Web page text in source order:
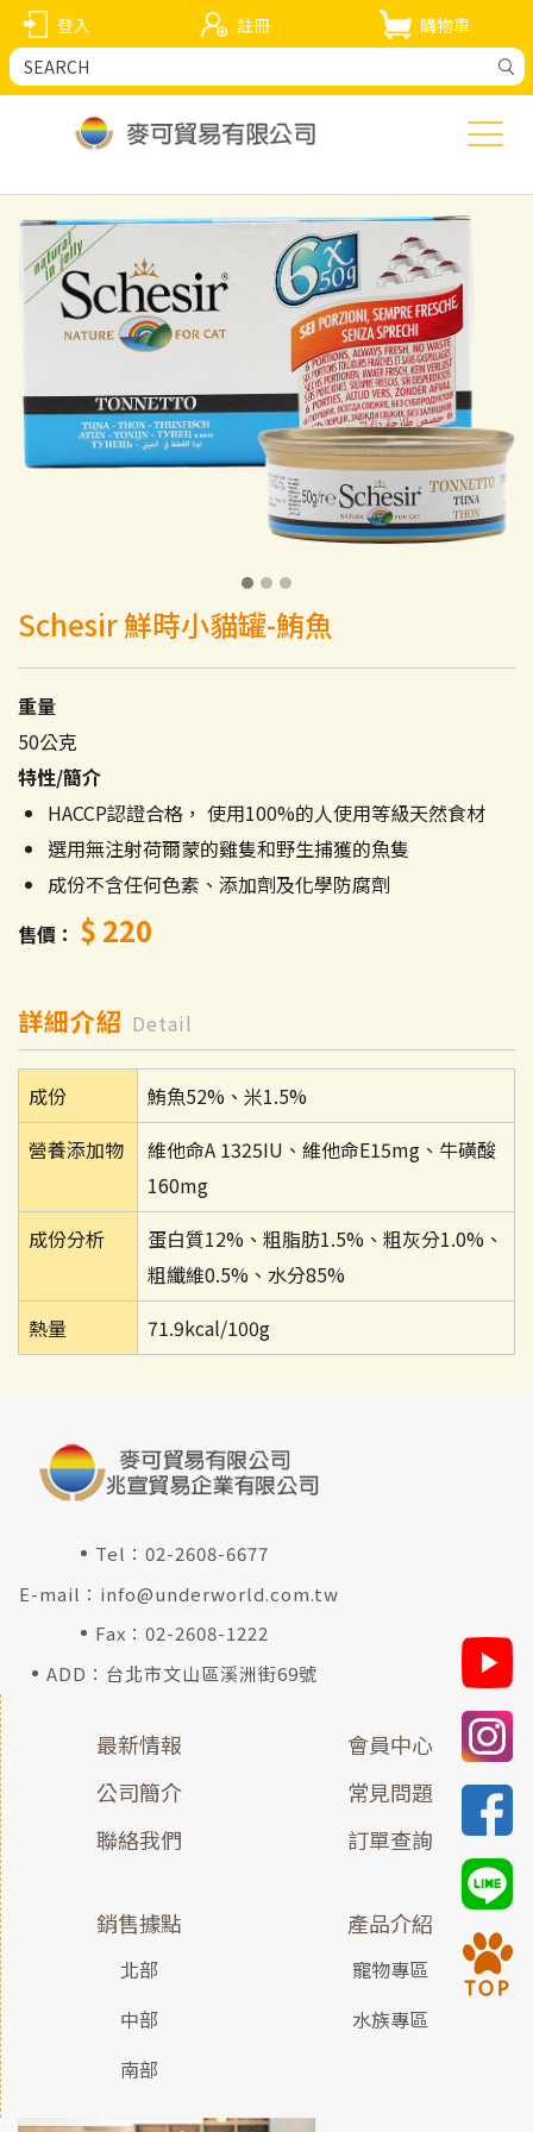
登入 註冊 購物車
Schesir 鮮時小貓罐-鮪魚
重量
50公克
特性/簡介
HACCP認證合格， 使用100%的人使用等級天然食材
選用無注射荷爾蒙的雞隻和野生捕獲的魚隻
成份不含任何色素、添加劑及化學防腐劑
售價
$ 220
詳細介紹 Detail
成份
鮪魚52%、米1.5%
營養添加物
維他命A 1325IU、維他命E15mg、牛磺酸
160mg
成份分析
蛋白質12%、粗脂肪1.5%、粗灰分1.0%、
粗纖維0.5%、水分85%
熱量
71.9kcal/100g
Tel：02-2608-6677
E-mail： info@underworld.com.tw
Fax：02-2608-1222
ADD：台北市文山區溪洲街69號
最新情報
公司簡介
聯絡我們
會員中心
常見問題
訂單查詢
銷售據點
北部
中部
南部
產品介紹
寵物專區
水族專區